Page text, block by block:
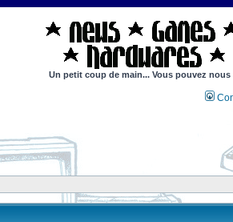
Un petit coup de main... Vous pouvez